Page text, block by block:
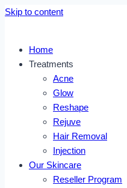
Skip to content
Home
Treatments
Acne
Glow
Reshape
Rejuve
Hair Removal
Injection
Our Skincare
Reseller Program